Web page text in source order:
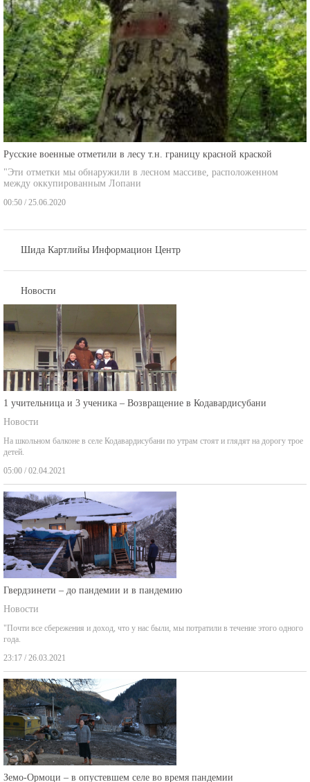
Русские военные отметили в лесу т.н. границу красной краской
"Эти отметки мы обнаружили в лесном массиве, расположенном
между оккупированным Лопани
00:50 / 25.06.2020
Шида Картлийы Информацион Центр
Новости
1 учительница и 3 ученика – Возвращение в Кодавардисубани
Новости
На школьном балконе в селе Кодавардисубани по утрам стоят и глядят на дорогу трое
детей.
05:00 / 02.04.2021
Гвердзинети – до пандемии и в пандемию
Новости
"Почти все сбережения и доход, что у нас были, мы потратили в течение этого одного
года.
23:17 / 26.03.2021
Земо-Ормоци – в опустевшем селе во время пандемии